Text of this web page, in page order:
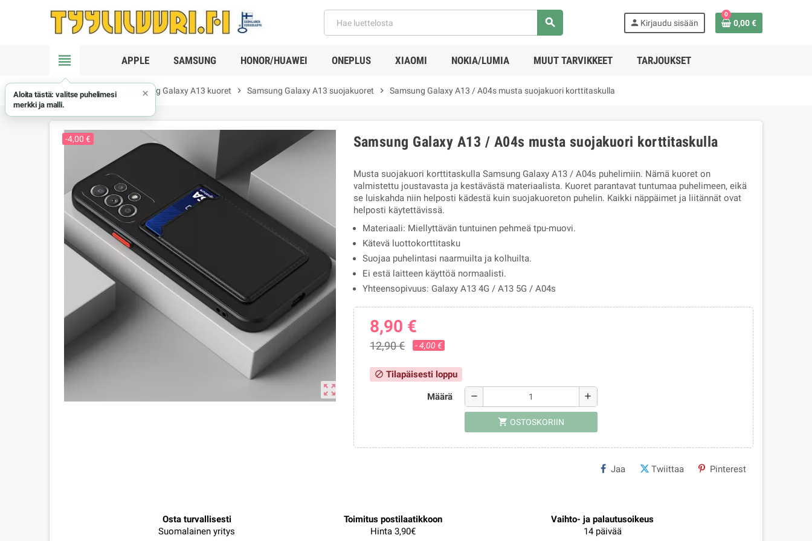
search person Kirjaudu sisään
0
0,00 €
view_headline APPLE SAMSUNG HONOR/HUAWEI ONEPLUS XIAOMI NOKIA/LUMIA MUUT TARVIKKEET TARJOUKSET
chevron_right Samsung chevron_right Samsung Galaxy A13 kuoret chevron_right Samsung Galaxy A13 suojakuoret chevron_right Samsung Galaxy A13 / A04s musta suojakuori korttitaskulla
zoom_out_map
-4,00 € Samsung Galaxy A13 / A04s musta suojakuori korttitaskulla
Musta suojakuori korttitaskulla Samsung Galaxy A13 / A04s puhelimiin. Nämä kuoret on
valmistettu joustavasta ja kestävästä materiaalista. Kuoret parantavat tuntumaa puhelimeen, eikä
se luiskahda niin helposti kädestä kuin suojakuoreton puhelin. Kaikki näppäimet ja liitännät ovat
helposti käytettävissä.
Materiaali: Miellyttävän tuntuinen pehmeä tpu-muovi.
Kätevä luottokorttitasku
Suojaa puhelintasi naarmuilta ja kolhuilta.
Ei estä laitteen käyttöä normaalisti.
Yhteensopivuus: Galaxy A13 4G / A13 5G / A04s
8,90 €
12,90 € - 4,00 €
block Tilapäisesti loppu
Määrä remove add
shopping_cart OSTOSKORIIN
Jaa Twiittaa Pinterest
Osta turvallisesti
Suomalainen yritys
Toimitus postilaatikkoon
Hinta 3,90€
Vaihto- ja palautusoikeus
14 päivää
Aloita tästä: valitse puhelimesi
merkki ja malli.
×